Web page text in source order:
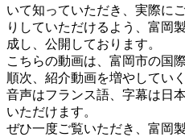
いて知っていただき、実際に
りしていただけるよう、富岡
成し、公開しております。
こちらの動画は、富岡市の国
順次、紹介動画を増やしてい
音声はフランス語、字幕は日
いただけます。
ぜひ一度ご覧いただき、富岡